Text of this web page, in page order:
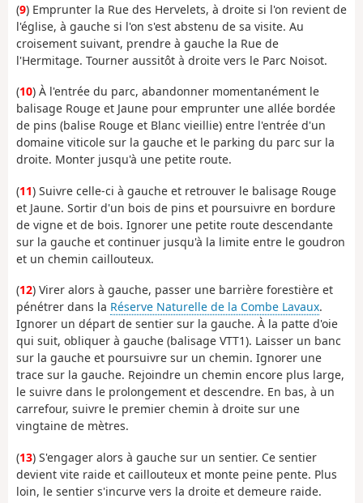
(9) Emprunter la Rue des Hervelets, à droite si l'on revient de
l'église, à gauche si l'on s'est abstenu de sa visite. Au
croisement suivant, prendre à gauche la Rue de
l'Hermitage. Tourner aussitôt à droite vers le Parc Noisot.
(10) À l'entrée du parc, abandonner momentanément le
balisage Rouge et Jaune pour emprunter une allée bordée
de pins (balise Rouge et Blanc vieillie) entre l'entrée d'un
domaine viticole sur la gauche et le parking du parc sur la
droite. Monter jusqu'à une petite route.
(11) Suivre celle-ci à gauche et retrouver le balisage Rouge
et Jaune. Sortir d'un bois de pins et poursuivre en bordure
de vigne et de bois. Ignorer une petite route descendante
sur la gauche et continuer jusqu'à la limite entre le goudron
et un chemin caillouteux.
(12) Virer alors à gauche, passer une barrière forestière et
pénétrer dans la Réserve Naturelle de la Combe Lavaux.
Ignorer un départ de sentier sur la gauche. À la patte d'oie
qui suit, obliquer à gauche (balisage VTT1). Laisser un banc
sur la gauche et poursuivre sur un chemin. Ignorer une
trace sur la gauche. Rejoindre un chemin encore plus large,
le suivre dans le prolongement et descendre. En bas, à un
carrefour, suivre le premier chemin à droite sur une
vingtaine de mètres.
(13) S'engager alors à gauche sur un sentier. Ce sentier
devient vite raide et caillouteux et monte peine pente. Plus
loin, le sentier s'incurve vers la droite et demeure raide.